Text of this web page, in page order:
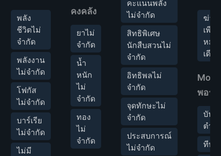
พลัง
ชีวิตไม่
จำกัด
พลังงาน
ไม่จำกัด
โฟกัส
ไม่จำกัด
บาร์เรีย
ไม่จำกัด
ไม่มี
คงคลัง
ยาไม่
จำกัด
น้ำ
หนัก
ไม่
จำกัด
ทอง
ไม่
จำกัด
คะแนนพลัง
ไม่จำกัด
สิทธิพิเศษ
นักสืบสวนไม่
จำกัด
อิทธิพลไม่
จำกัด
จุดทักษะไม่
จำกัด
ประสบการณ์
ไม่จำกัด
ฆ่าไ
เพียง
หมัด
เดียว
Mod
พอร์ต
บันทึ
ตำแ
ทีพอ